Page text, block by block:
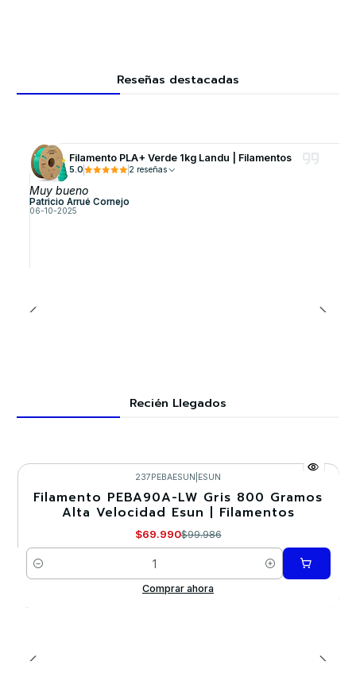
Reseñas destacadas
Filamento PLA+ Verde 1kg Landu | Filamentos
5.0 2 reseñas
Muy bueno
Patricio Arrué Cornejo
06-10-2025
Recién Llegados
-30%
237PEBAESUN ESUN
Filamento PEBA90A-LW Gris 800 Gramos
Alta Velocidad Esun | Filamentos
$69.990$99.986
Cantidad
Comprar ahora